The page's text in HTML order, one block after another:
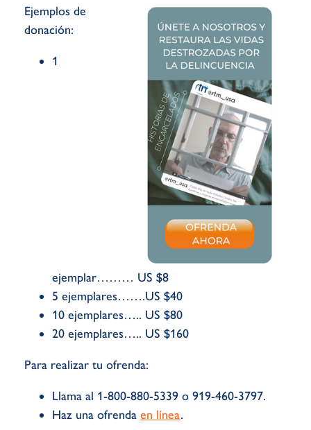
Ejemplos de
donación:
1
ejemplar……… US $8
5 ejemplares…….US $40
10 ejemplares….. US $80
20 ejemplares….. US $160
Para realizar tu ofrenda:
Llama al 1-800-880-5339 o 919-460-3797.
Haz una ofrenda en línea.